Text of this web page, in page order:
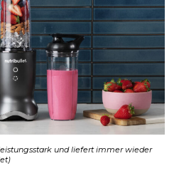
und liefert immer wieder